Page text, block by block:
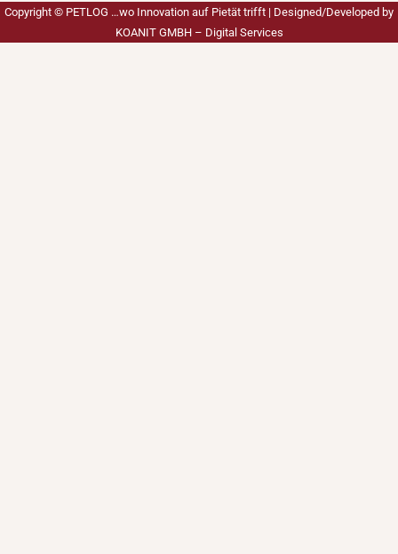
Copyright © PETLOG …wo Innovation auf Pietät trifft | Designed/Developed by
KOANIT GMBH – Digital Services